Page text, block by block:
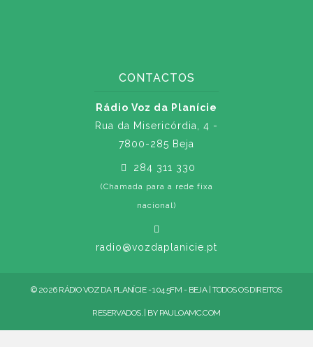
CONTACTOS
Rádio Voz da Planície
Rua da Misericórdia, 4 -
7800-285 Beja
284 311 330
(Chamada para a rede fixa
nacional)
radio@vozdaplanicie.pt
© 2026 RÁDIO VOZ DA PLANÍCIE - 104.5FM - BEJA | TODOS OS DIREITOS
RESERVADOS. | BY PAULOAMC.COM